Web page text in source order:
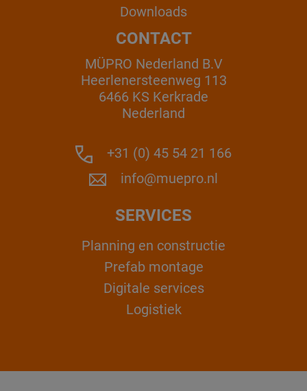
Downloads
CONTACT
MÜPRO Nederland B.V
Heerlenersteenweg 113
6466 KS Kerkrade
Nederland
+31 (0) 45 54 21 166
info@muepro.nl
SERVICES
Planning en constructie
Prefab montage
Digitale services
Logistiek